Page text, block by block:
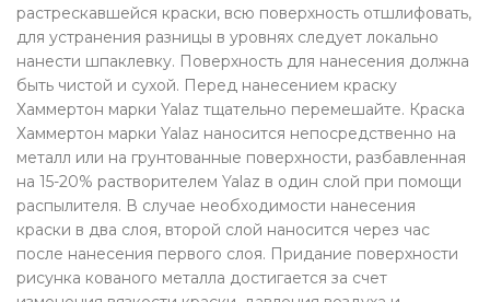
растрескавшейся краски, всю поверхность отшлифовать,
для устранения разницы в уровнях следует локально
нанести шпаклевку. Поверхность для нанесения должна
быть чистой и сухой. Перед нанесением краску
Хаммертон марки Yalaz тщательно перемешайте. Краска
Хаммертон марки Yalaz наносится непосредственно на
металл или на грунтованные поверхности, разбавленная
на 15-20% растворителем Yalaz в один слой при помощи
распылителя. В случае необходимости нанесения
краски в два слоя, второй слой наносится через час
после нанесения первого слоя. Придание поверхности
рисунка кованого металла достигается за счет